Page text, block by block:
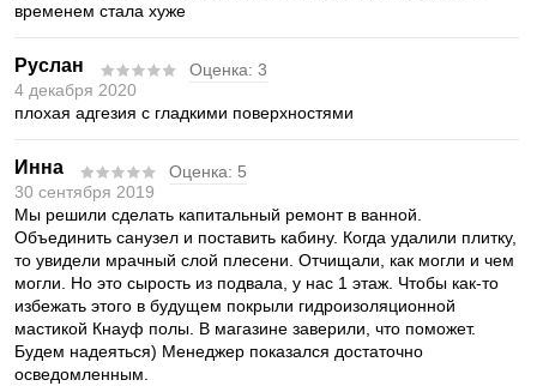
временем стала хуже
Руслан Оценка: 3
4 декабря 2020
плохая адгезия с гладкими поверхностями
Инна Оценка: 5
30 сентября 2019
Мы решили сделать капитальный ремонт в ванной.
Объединить санузел и поставить кабину. Когда удалили плитку,
то увидели мрачный слой плесени. Отчищали, как могли и чем
могли. Но это сырость из подвала, у нас 1 этаж. Чтобы как-то
избежать этого в будущем покрыли гидроизоляционной
мастикой Кнауф полы. В магазине заверили, что поможет.
Будем надеяться) Менеджер показался достаточно
осведомленным.